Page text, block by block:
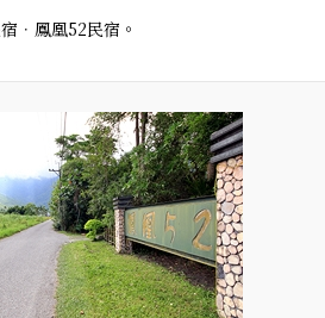
．鳳凰52民宿。